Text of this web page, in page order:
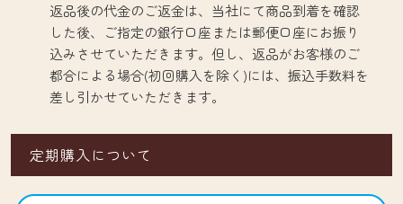
返品後の代金のご返金は、当社にて商品到着を確認
した後、ご指定の銀行口座または郵便口座にお振り
込みさせていただきます。但し、返品がお客様のご
都合による場合(初回購入を除く)には、振込手数料を
差し引かせていただきます。
定期購入について